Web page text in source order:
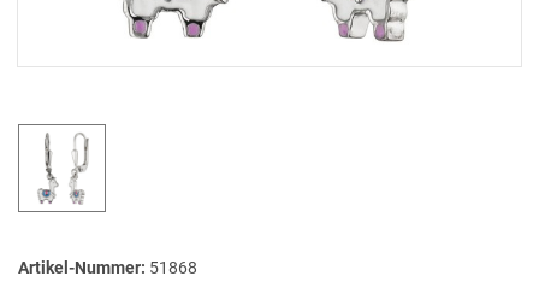
Artikel-Nummer: 51868